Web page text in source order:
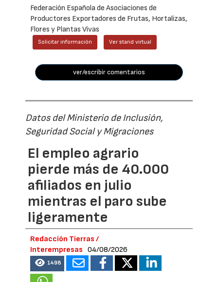
Federación Española de Asociaciones de
Productores Exportadores de Frutas, Hortalizas,
Flores y Plantas Vivas
Solicitar información Ver stand virtual
ver/escribir comentarios
Datos del Ministerio de Inclusión,
Seguridad Social y Migraciones
El empleo agrario
pierde más de 40.000
afiliados en julio
mientras el paro sube
ligeramente
Redacción Tierras /
Interempresas
04/08/2026
1498